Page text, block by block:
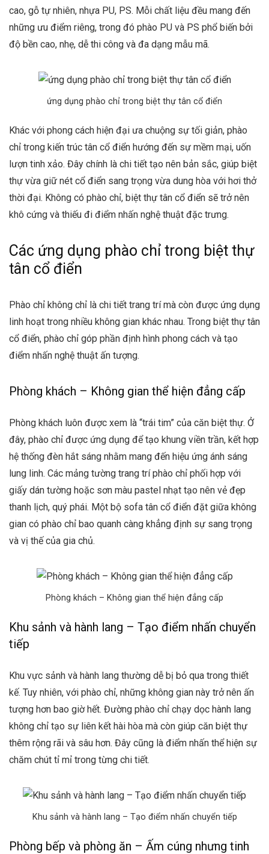
cao, gỗ tự nhiên, nhựa PU, PS. Mỗi chất liệu đều mang đến
những ưu điểm riêng, trong đó phào PU và PS phổ biến bởi
độ bền cao, nhẹ, dễ thi công và đa dạng mẫu mã.
ứng dụng phào chỉ trong biệt thự tân cổ điển
Khác với phong cách hiện đại ưa chuộng sự tối giản, phào
chỉ trong kiến trúc tân cổ điển hướng đến sự mềm mại, uốn
lượn tinh xảo. Đây chính là chi tiết tạo nên bản sắc, giúp biệt
thự vừa giữ nét cổ điển sang trọng vừa dung hòa với hơi thở
thời đại. Không có phào chỉ, biệt thự tân cổ điển sẽ trở nên
khô cứng và thiếu đi điểm nhấn nghệ thuật đặc trưng.
Các ứng dụng phào chỉ trong biệt thự
tân cổ điển
Phào chỉ không chỉ là chi tiết trang trí mà còn được ứng dụng
linh hoạt trong nhiều không gian khác nhau. Trong biệt thự tân
cổ điển, phào chỉ góp phần định hình phong cách và tạo
điểm nhấn nghệ thuật ấn tượng.
Phòng khách – Không gian thể hiện đẳng cấp
Phòng khách luôn được xem là “trái tim” của căn biệt thự. Ở
đây, phào chỉ được ứng dụng để tạo khung viền trần, kết hợp
hệ thống đèn hắt sáng nhằm mang đến hiệu ứng ánh sáng
lung linh. Các mảng tường trang trí phào chỉ phối hợp với
giấy dán tường hoặc sơn màu pastel nhạt tạo nên vẻ đẹp
thanh lịch, quý phái. Một bộ sofa tân cổ điển đặt giữa không
gian có phào chỉ bao quanh càng khẳng định sự sang trọng
và vị thế của gia chủ.
Phòng khách – Không gian thể hiện đẳng cấp
Khu sảnh và hành lang – Tạo điểm nhấn chuyển
tiếp
Khu vực sảnh và hành lang thường dễ bị bỏ qua trong thiết
kế. Tuy nhiên, với phào chỉ, những không gian này trở nên ấn
tượng hơn bao giờ hết. Đường phào chỉ chạy dọc hành lang
không chỉ tạo sự liên kết hài hòa mà còn giúp căn biệt thự
thêm rộng rãi và sâu hơn. Đây cũng là điểm nhấn thể hiện sự
chăm chút tỉ mỉ trong từng chi tiết.
Khu sảnh và hành lang – Tạo điểm nhấn chuyển tiếp
Phòng bếp và phòng ăn – Ấm cúng nhưng tinh